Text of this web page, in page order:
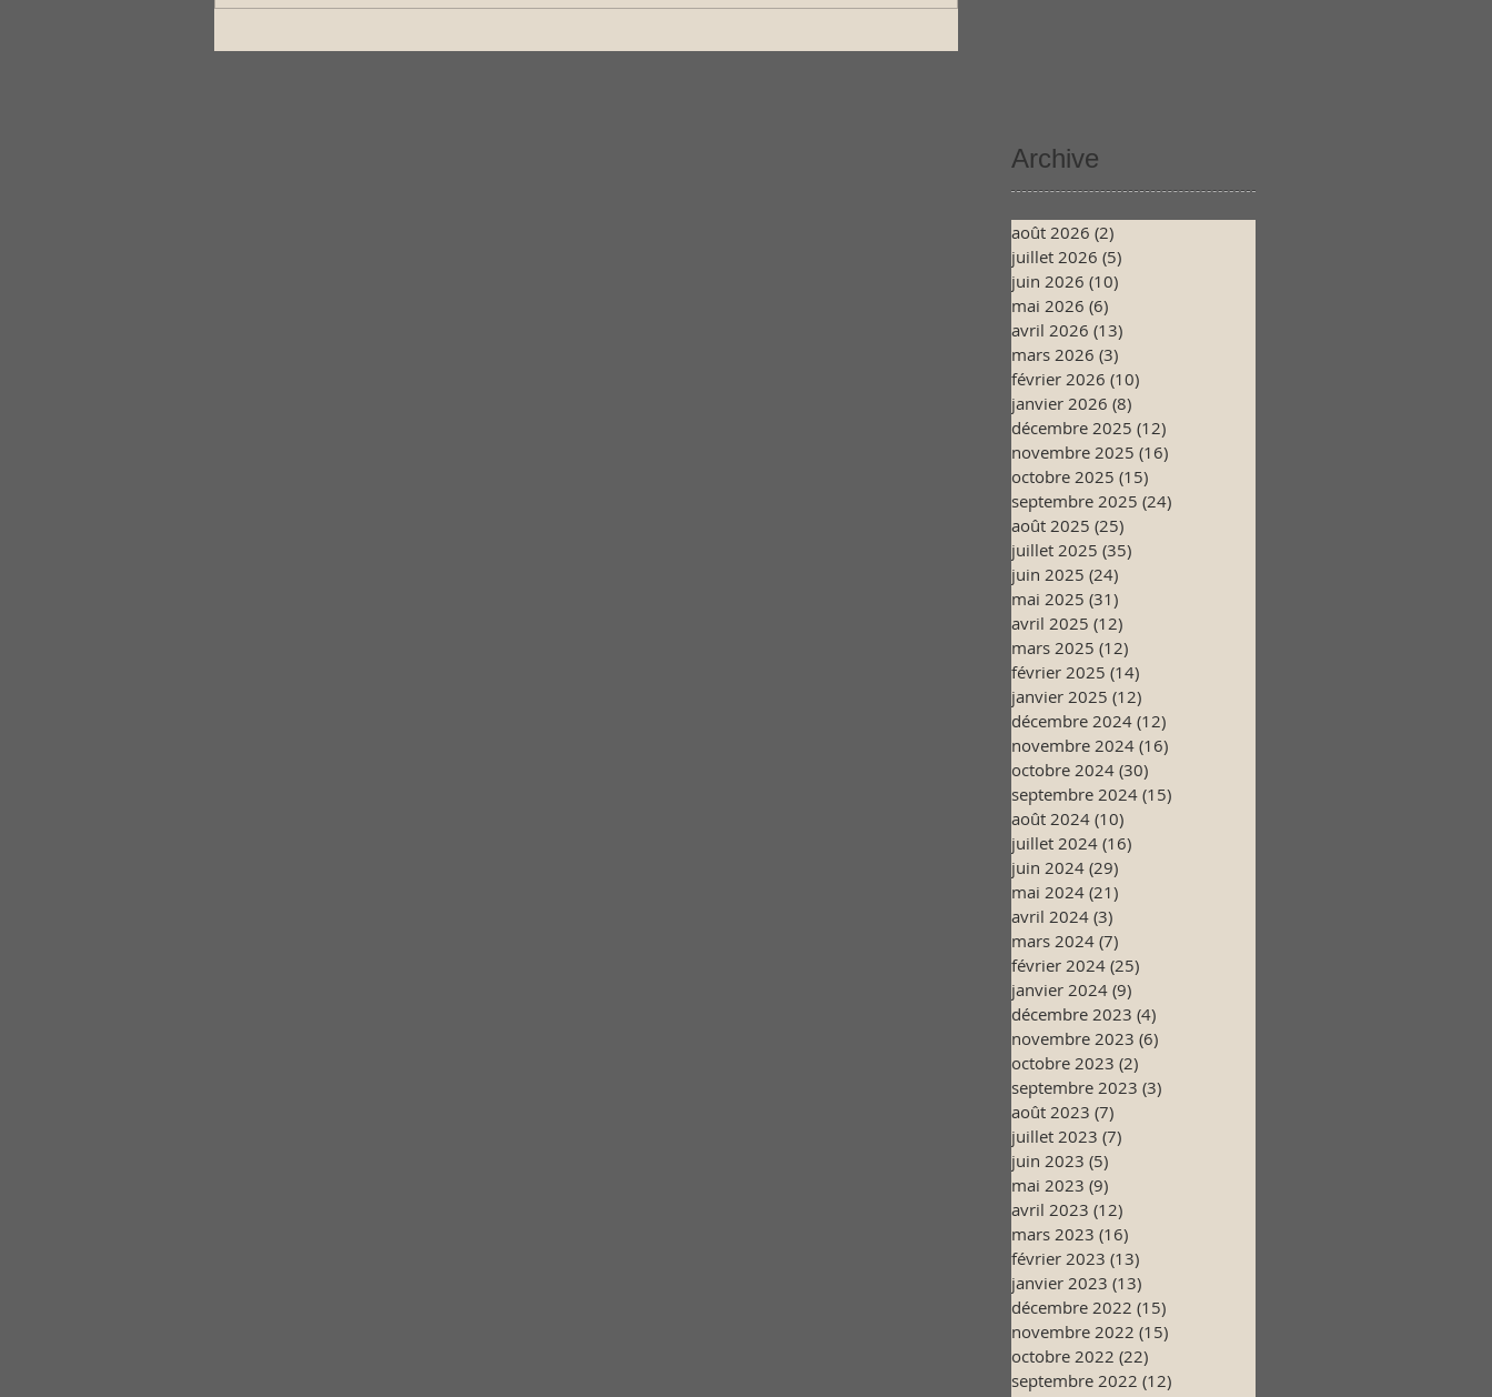
Archive
août 2026 (2)
juillet 2026 (5)
juin 2026 (10)
mai 2026 (6)
avril 2026 (13)
mars 2026 (3)
février 2026 (10)
janvier 2026 (8)
décembre 2025 (12)
novembre 2025 (16)
octobre 2025 (15)
septembre 2025 (24)
août 2025 (25)
juillet 2025 (35)
juin 2025 (24)
mai 2025 (31)
avril 2025 (12)
mars 2025 (12)
février 2025 (14)
janvier 2025 (12)
décembre 2024 (12)
novembre 2024 (16)
octobre 2024 (30)
septembre 2024 (15)
août 2024 (10)
juillet 2024 (16)
juin 2024 (29)
mai 2024 (21)
avril 2024 (3)
mars 2024 (7)
février 2024 (25)
janvier 2024 (9)
décembre 2023 (4)
novembre 2023 (6)
octobre 2023 (2)
septembre 2023 (3)
août 2023 (7)
juillet 2023 (7)
juin 2023 (5)
mai 2023 (9)
avril 2023 (12)
mars 2023 (16)
février 2023 (13)
janvier 2023 (13)
décembre 2022 (15)
novembre 2022 (15)
octobre 2022 (22)
septembre 2022 (12)